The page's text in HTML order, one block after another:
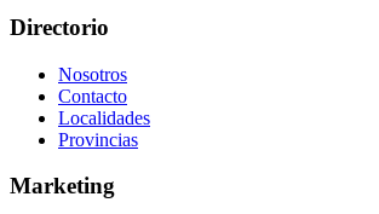
Directorio
Nosotros
Contacto
Localidades
Provincias
Marketing